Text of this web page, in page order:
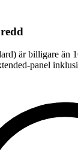
är billigare än
panel